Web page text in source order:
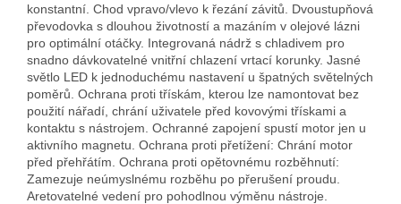
konstantní. Chod vpravo/vlevo k řezání závitů. Dvoustupňová
převodovka s dlouhou životností a mazáním v olejové lázni
pro optimální otáčky. Integrovaná nádrž s chladivem pro
snadno dávkovatelné vnitřní chlazení vrtací korunky. Jasné
světlo LED k jednoduchému nastavení u špatných světelných
poměrů. Ochrana proti třískám, kterou lze namontovat bez
použití nářadí, chrání uživatele před kovovými třískami a
kontaktu s nástrojem. Ochranné zapojení spustí motor jen u
aktivního magnetu. Ochrana proti přetížení: Chrání motor
před přehřátím. Ochrana proti opětovnému rozběhnutí:
Zamezuje neúmyslnému rozběhu po přerušení proudu.
Aretovatelné vedení pro pohodlnou výměnu nástroje.